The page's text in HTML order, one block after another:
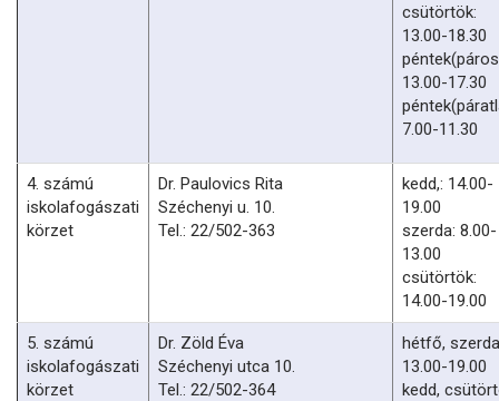
csütörtök:
13.00-18.30
13.00-17.30
7.00-11.30
4. számú
iskolafogászati
körzet
Dr. Paulovics Rita
Széchenyi u. 10.
Tel.: 22/502-363
kedd,: 14.00-
19.00
szerda: 8.00-
13.00
csütörtök:
14.00-19.00
5. számú
iskolafogászati
körzet
Dr. Zöld Éva
Széchenyi utca 10.
Tel.: 22/502-364
hétfő,
13.00-19.00
kedd,